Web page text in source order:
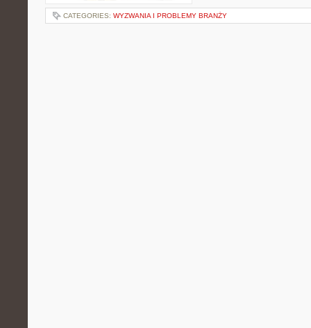
CATEGORIES: WYZWANIA I PROBLEMY BRANŻY